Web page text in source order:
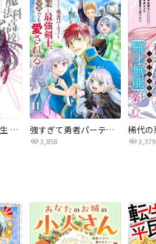
魔法科高校の劣等生 師族会議編 強すぎて勇者パーティーを卒業した最強剣士、魔法学園でも愛される
3,858 3,379